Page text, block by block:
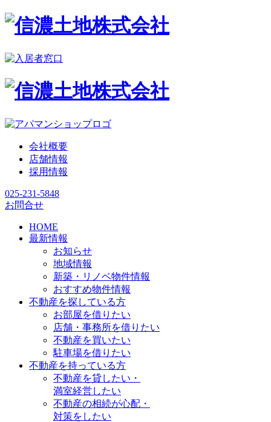
会社概要
店舗情報
採用情報
025-231-5848
お問合せ
HOME
最新情報
お知らせ
地域情報
新築・リノベ物件情報
おすすめ物件情報
不動産を探している方
お部屋を借りたい
店舗・事務所を借りたい
不動産を買いたい
駐車場を借りたい
不動産を持っている方
不動産を貸したい・
満室経営したい
不動産の相続が心配・
対策をしたい